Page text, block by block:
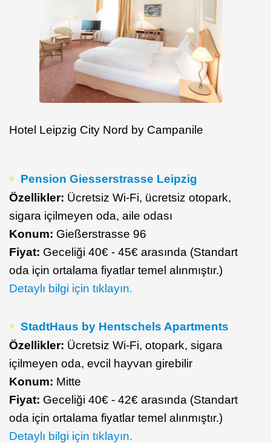
Hotel Leipzig City Nord by Campanile
Pension Giesserstrasse Leipzig
Özellikler: Ücretsiz Wi-Fi, ücretsiz otopark,
sigara içilmeyen oda, aile odası
Konum: Gießerstrasse 96
Fiyat: Geceliği 40€ - 45€ arasında (Standart
oda için ortalama fiyatlar temel alınmıştır.)
Detaylı bilgi için tıklayın.
StadtHaus by Hentschels Apartments
Özellikler: Ücretsiz Wi-Fi, otopark, sigara
içilmeyen oda, evcil hayvan girebilir
Konum: Mitte
Fiyat: Geceliği 40€ - 42€ arasında (Standart
oda için ortalama fiyatlar temel alınmıştır.)
Detaylı bilgi için tıklayın.